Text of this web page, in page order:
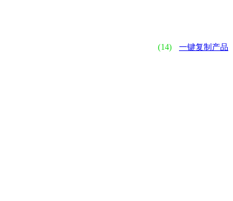
(14) 一键复制产品